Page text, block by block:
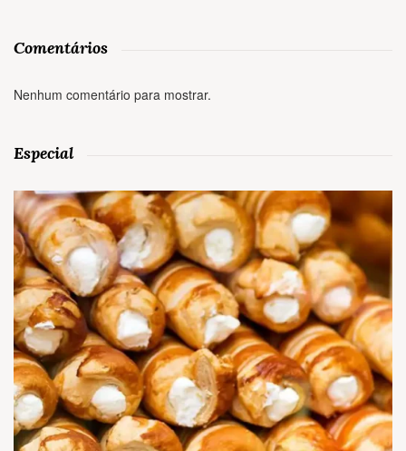
Comentários
Nenhum comentário para mostrar.
Especial